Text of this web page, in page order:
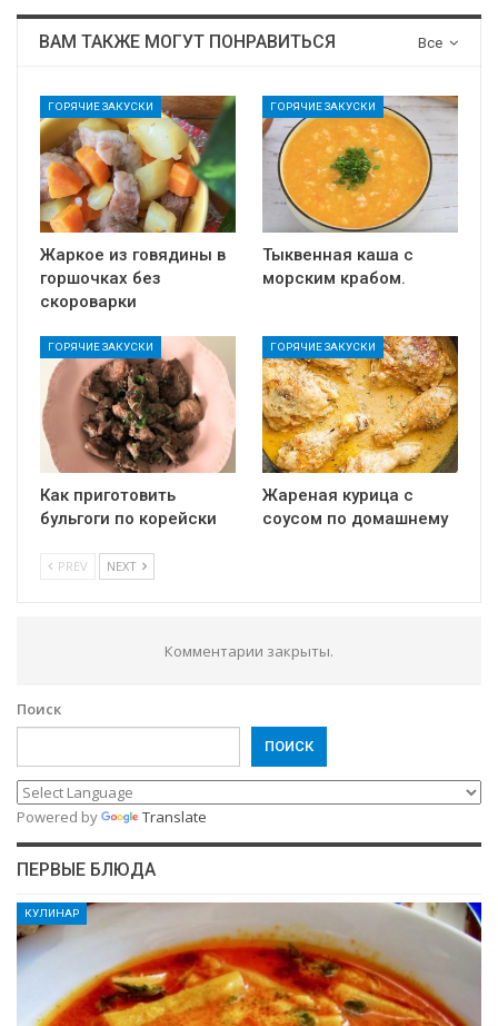
Все
ВАМ ТАКЖЕ МОГУТ ПОНРАВИТЬСЯ
ГОРЯЧИЕ ЗАКУСКИ
Жаркое из говядины в
горшочках без
скороварки
ГОРЯЧИЕ ЗАКУСКИ
Тыквенная каша с
морским крабом.
ГОРЯЧИЕ ЗАКУСКИ
Как приготовить
бульгоги по корейски
ГОРЯЧИЕ ЗАКУСКИ
Жареная курица с
соусом по домашнему
PREV NEXT
Комментарии закрыты.
Поиск
ПОИСК
Powered by Translate
ПЕРВЫЕ БЛЮДА
КУЛИНАР